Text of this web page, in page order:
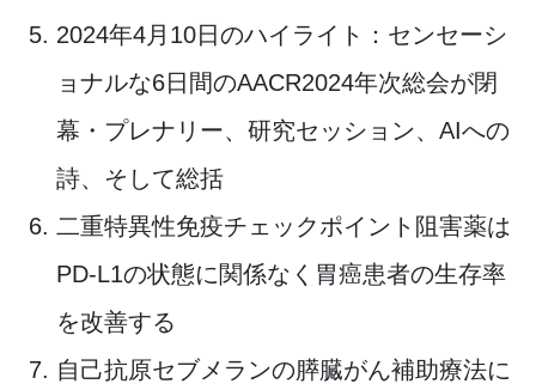
2024年4月10日のハイライト：センセーシ
ョナルな6日間のAACR2024年次総会が閉
幕・プレナリー、研究セッション、AIへの
詩、そして総括
二重特異性免疫チェックポイント阻害薬は
PD-L1の状態に関係なく胃癌患者の生存率
を改善する
自己抗原セブメランの膵臓がん補助療法に